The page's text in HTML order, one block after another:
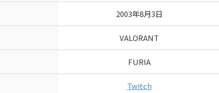
2003年8月3日
VALORANT
FURIA
Twitch